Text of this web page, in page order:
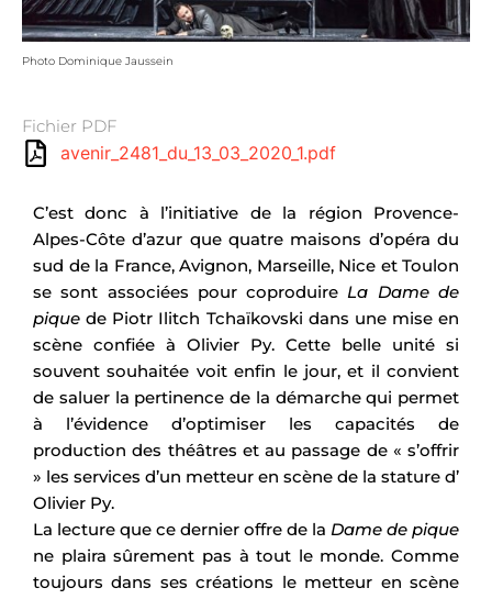
Photo Dominique Jaussein
Fichier PDF
avenir_2481_du_13_03_2020_1.pdf
C’est donc à l’initiative de la région Provence-
Alpes-Côte d’azur que quatre maisons d’opéra du
sud de la France, Avignon, Marseille, Nice et Toulon
se sont associées pour coproduireLa Dame de
pique de Piotr Ilitch Tchaïkovski dans une mise en
scène confiée à Olivier Py. Cette belle unité si
souvent souhaitée voit enfin le jour, et il convient
de saluer la pertinence de la démarche qui permet
à l’évidence d’optimiser les capacités de
production des théâtres et au passage de « s’offrir
» les services d’un metteur en scène de la stature d’
Olivier Py.
La lecture que ce dernier offre de la Dame de pique
ne plaira sûrement pas à tout le monde. Comme
toujours dans ses créations le metteur en scène